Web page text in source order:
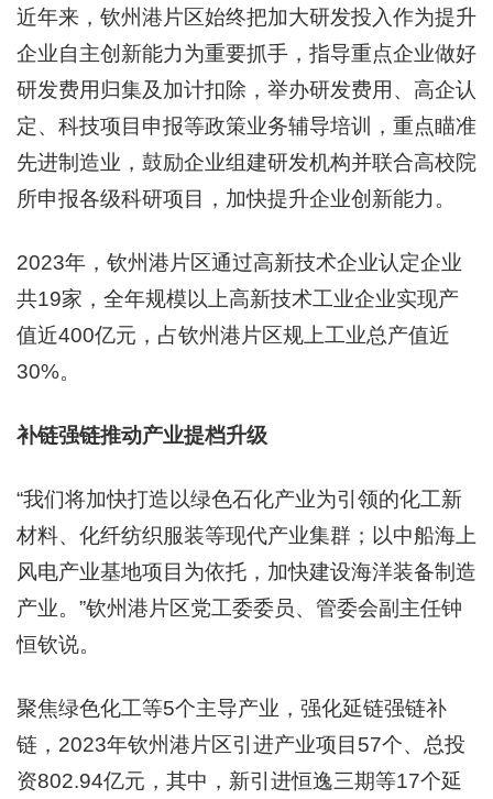
近年来，钦州港片区始终把加大研发投入作为提升
企业自主创新能力为重要抓手，指导重点企业做好
研发费用归集及加计扣除，举办研发费用、高企认
定、科技项目申报等政策业务辅导培训，重点瞄准
先进制造业，鼓励企业组建研发机构并联合高校院
所申报各级科研项目，加快提升企业创新能力。
2023年，钦州港片区通过高新技术企业认定企业
共19家，全年规模以上高新技术工业企业实现产
值近400亿元，占钦州港片区规上工业总产值近
30%。
补链强链推动产业提档升级
“我们将加快打造以绿色石化产业为引领的化工新
材料、化纤纺织服装等现代产业集群；以中船海上
风电产业基地项目为依托，加快建设海洋装备制造
产业。”钦州港片区党工委委员、管委会副主任钟
恒钦说。
聚焦绿色化工等5个主导产业，强化延链强链补
链，2023年钦州港片区引进产业项目57个、总投
资802.94亿元，其中，新引进恒逸三期等17个延